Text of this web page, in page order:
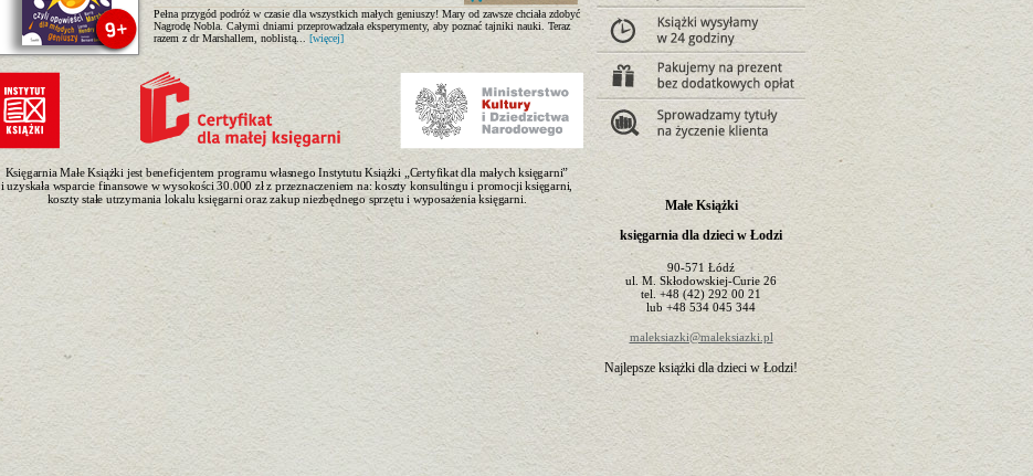
Pełna przygód podróż w czasie dla wszystkich małych geniuszy! Mary od zawsze chciała zdobyć
Nagrodę Nobla. Całymi dniami przeprowadzała eksperymenty, aby poznać tajniki nauki. Teraz
razem z dr Marshallem, noblistą... [więcej]
Księgarnia Małe Książki jest beneficjentem programu własnego Instytutu Książki „Certyfikat dla małych księgarni”
i uzyskała wsparcie finansowe w wysokości 30.000 zł z przeznaczeniem na: koszty konsultingu i promocji księgarni,
koszty stałe utrzymania lokalu księgarni oraz zakup niezbędnego sprzętu i wyposażenia księgarni.
Małe Książki
księgarnia dla dzieci w Łodzi
90-571 Łódź
ul. M. Skłodowskiej-Curie 26
tel.+48 (42) 292 00 21
lub +48 534 045 344
maleksiazki@maleksiazki.pl
Najlepsze książki dla dzieci w Łodzi!